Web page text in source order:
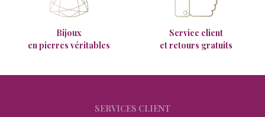
Bijoux
en pierres véritables
Service client
et retours gratuits
SERVICES CLIENT